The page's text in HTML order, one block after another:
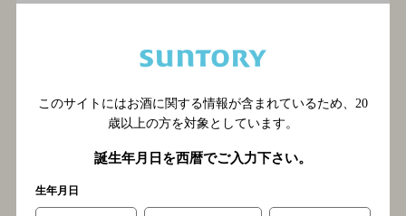
手順7 煮込む（1）
このサイトにはお酒に関する情報が含まれているため、 20
歳以上の方を対象としています。
誕生年月日を西暦でご入力下さい。
生年月日